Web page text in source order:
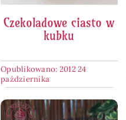
Czekoladowe ciasto w
kubku
Opublikowano: 2012 24
października